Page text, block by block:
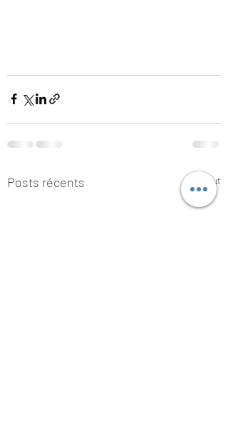
Posts récents Voir tout